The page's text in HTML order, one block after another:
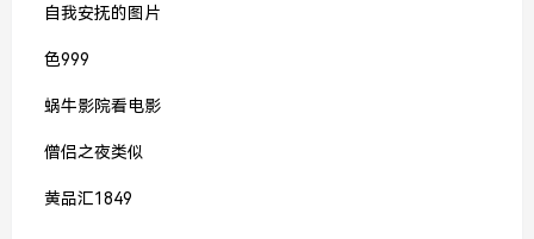
自我安抚的图片
色999
蜗牛影院看电影
僧侣之夜类似
黄品汇1849